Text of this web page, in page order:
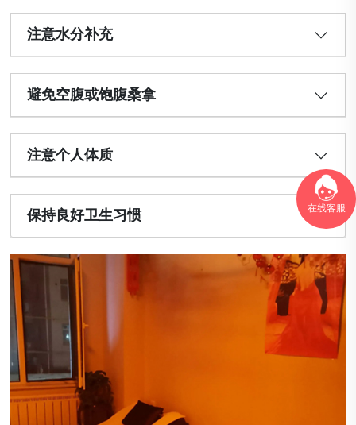
在线客服
注意水分补充
避免空腹或饱腹桑拿
注意个人体质
保持良好卫生习惯